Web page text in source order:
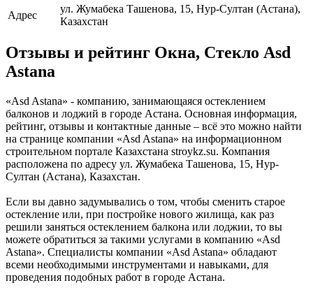
Адрес
ул. Жумабека Ташенова, 15, Нур-Султан (Астана),
Казахстан
Отзывы и рейтинг Окна, Стекло Asd
Astana
«Asd Astana» - компанию, занимающаяся остеклением
балконов и лоджий в городе Астана. Основная информация,
рейтинг, отзывы и контактные данные – всё это можно найти
на странице компании «Asd Astana» на информационном
строительном портале Казахстана stroykz.su. Компания
расположена по адресу ул. Жумабека Ташенова, 15, Нур-
Султан (Астана), Казахстан.
Если вы давно задумывались о том, чтобы сменить старое
остекление или, при постройке нового жилища, как раз
решили заняться остеклением балкона или лоджии, то вы
можете обратиться за такими услугами в компанию «Asd
Astana». Специалисты компании «Asd Astana» обладают
всеми необходимыми инструментами и навыками, для
проведения подобных работ в городе Астана.